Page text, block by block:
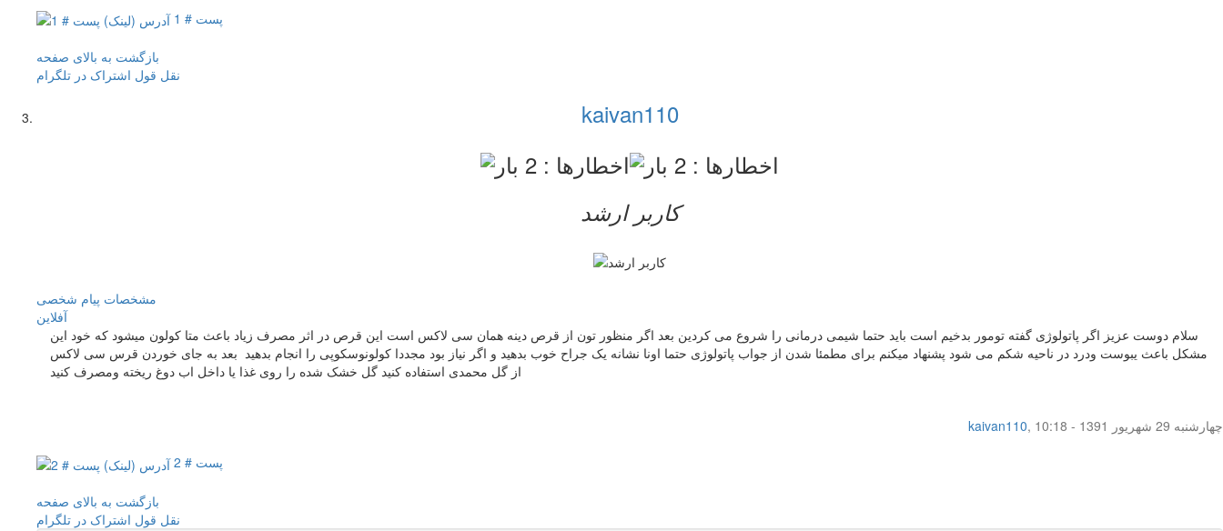
پست # 1
بازگشت به بالای صفحه
نقل قول اشتراک در تلگرام
kaivan110
کاربر ارشد
مشخصات پیام شخصی
آفلاين
سلام دوست عزیز اگر پاتولوژی گفته تومور بدخیم است باید حتما شیمی درمانی را شروع می کردین بعد اگر منظور تون از قرص دینه همان سی لاکس است این قرص در اثر مصرف زیاد باعث متا کولون میشود که خود این
مشکل باعث یبوست ودرد در ناحیه شکم می شود پشنهاد میکنم برای مطمئا شدن از جواب پاتولوژی حتما اونا نشانه یک جراح خوب بدهید و اگر نیاز بود مجددا کولونوسکوپی را انجام بدهید بعد به جای خوردن قرس سی لاکس
از گل محمدی استفاده کنید گل خشک شده را روی غذا یا داخل اب دوغ ریخته ومصرف کنید
kaivan110,
چهار‌شنبه 29 شهریور 1391 - 10:18
پست # 2
بازگشت به بالای صفحه
نقل قول اشتراک در تلگرام